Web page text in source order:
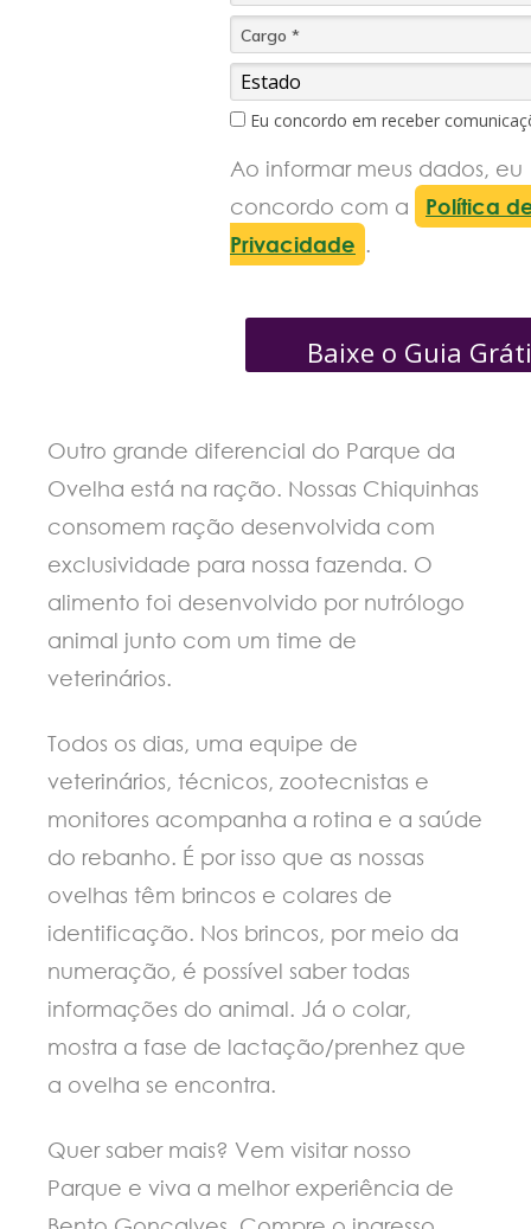
Eu concordo em receber
Ao informar meus dados, eu
concordo com a
Política
Privacidade .
Baixe o Guia
Outro grande diferencial do Parque da
Ovelha está na ração. Nossas Chiquinhas
consomem ração desenvolvida com
exclusividade para nossa fazenda. O
alimento foi desenvolvido por nutrólogo
animal junto com um time de
veterinários.
Todos os dias, uma equipe de
veterinários, técnicos, zootecnistas e
monitores acompanha a rotina e a saúde
do rebanho. É por isso que as nossas
ovelhas têm brincos e colares de
identificação. Nos brincos, por meio da
numeração, é possível saber todas
informações do animal. Já o colar,
mostra a fase de lactação/prenhez que
a ovelha se encontra.
Quer saber mais? Vem visitar nosso
Parque e viva a melhor experiência de